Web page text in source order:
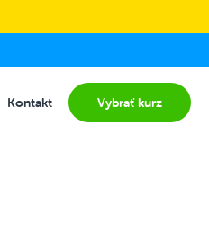
for "Viac"
Kontakt Vybrať kurz